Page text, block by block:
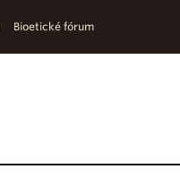
Bioetické fórum